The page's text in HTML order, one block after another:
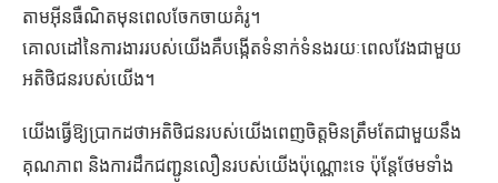
តាមអ៊ីនធឺណិតមុនពេលចែកចាយគំរូ។
គោលដៅនៃការងាររបស់យើងគឺបង្កើតទំនាក់ទំនងរយៈពេលវែងជាមួយ
អតិថិជនរបស់យើង។
យើងធ្វើឱ្យប្រាកដថាអតិថិជនរបស់យើងពេញចិត្តមិនត្រឹមតែជាមួយនឹង
គុណភាព និងការដឹកជញ្ជូនលឿនរបស់យើងប៉ុណ្ណោះទេ ប៉ុន្តែថែមទាំង